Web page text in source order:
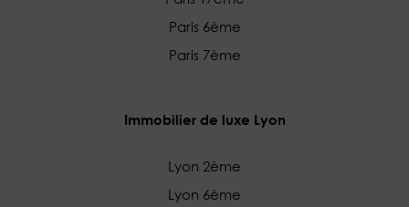
Paris 6ème
Paris 7ème
Immobilier de luxe Lyon
Lyon 2ème
Lyon 6ème